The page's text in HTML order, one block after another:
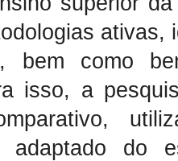
ativas,
bem como
isso, a
adaptado do